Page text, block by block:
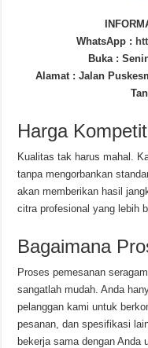
WhatsApp :
Buka :
Alamat : Jalan
Harga
Kualitas tak harus mahal.
tanpa mengorbankan
akan memberikan hasil
citra profesional yang lebih
Bagaimana
Proses pemesanan
sangatlah mudah. Anda
pelanggan kami untuk
pesanan, dan spesifikasi
bekerja sama dengan Anda